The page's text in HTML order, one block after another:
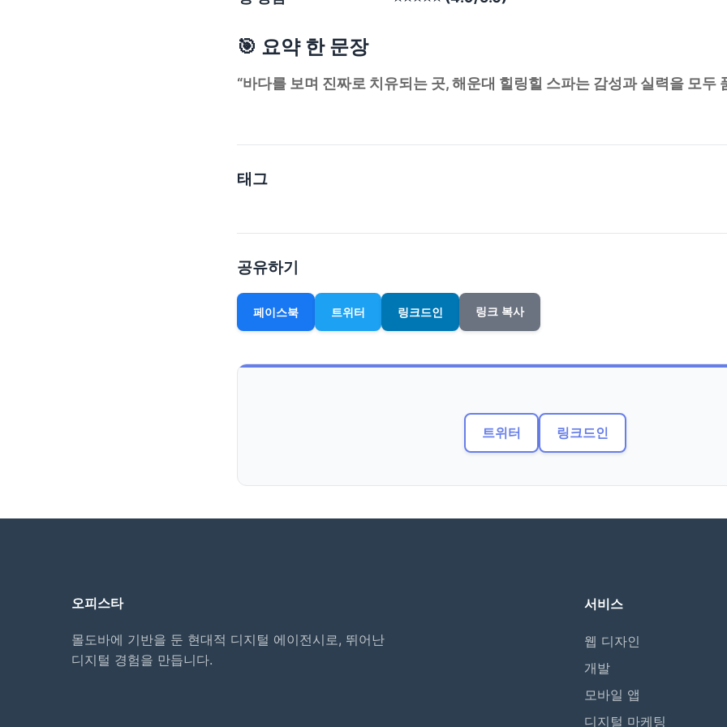
🎯 요약 한 문장
“바다를 보며 진짜로 치유되는 곳, 해운대 힐링힐 스파는 감성과 실력을 모두
태그
공유하기
페이스북 트위터 링크드인 링크 복사
트위터 링크드인
오피스타
몰도바에 기반을 둔 현대적 디지털 에이전시로, 뛰어난
디지털 경험을 만듭니다.
서비스
웹 디자인
개발
모바일 앱
디지털 마케팅